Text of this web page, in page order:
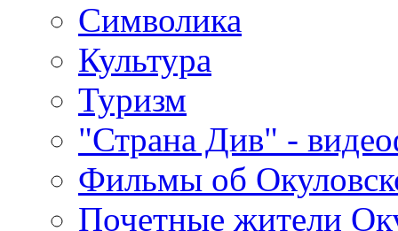
Символика
Культура
Туризм
"Страна Див" -
Фильмы об
Почетные жители